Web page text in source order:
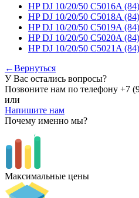
HP DJ 10/20/50 C5016A (84)
HP DJ 10/20/50 C5018A (84)
HP DJ 10/20/50 C5019A (84)
HP DJ 10/20/50 C5020A (84)
HP DJ 10/20/50 C5021A (84)
←Вернуться
У Вас остались вопросы?
Позвоните нам по телефону +7
или
Напишите нам
Почему именно мы?
Максимальные цены